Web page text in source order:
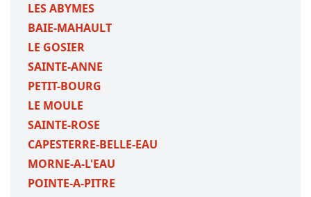
LES ABYMES
BAIE-MAHAULT
LE GOSIER
SAINTE-ANNE
PETIT-BOURG
LE MOULE
SAINTE-ROSE
CAPESTERRE-BELLE-EAU
MORNE-A-L'EAU
POINTE-A-PITRE